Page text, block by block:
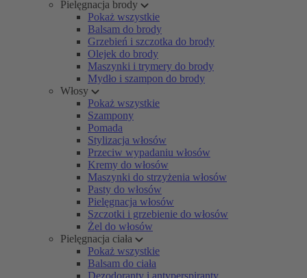
Pielęgnacja brody
Pokaż wszystkie
Balsam do brody
Grzebień i szczotka do brody
Olejek do brody
Maszynki i trymery do brody
Mydło i szampon do brody
Włosy
Pokaż wszystkie
Szampony
Pomada
Stylizacja włosów
Przeciw wypadaniu włosów
Kremy do włosów
Maszynki do strzyżenia włosów
Pasty do włosów
Pielęgnacja włosów
Szczotki i grzebienie do włosów
Żel do włosów
Pielęgnacja ciała
Pokaż wszystkie
Balsam do ciała
Dezodoranty i antyperspiranty